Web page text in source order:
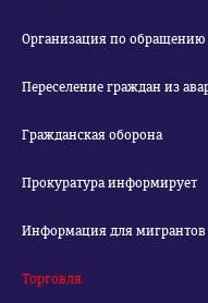
Организация по обращению
Переселение граждан из
Гражданская оборона
Прокуратура информирует
Информация для мигрантов
Торговля